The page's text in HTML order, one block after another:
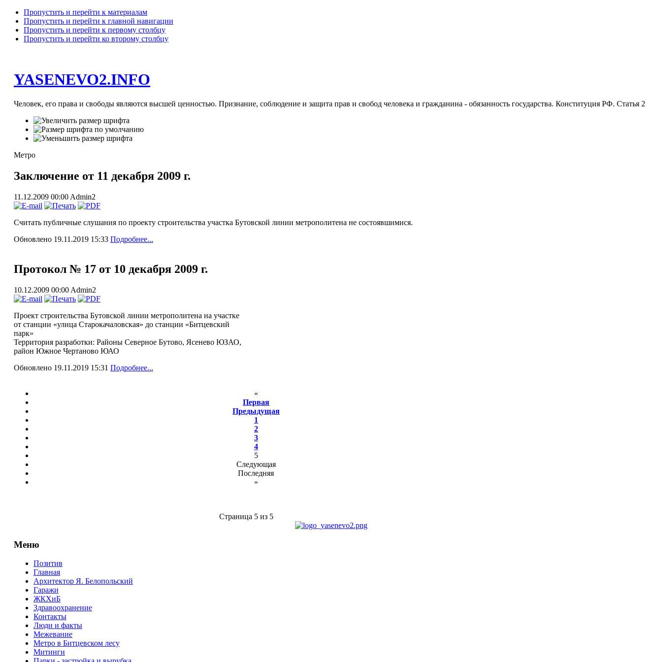
Пропустить и перейти к материалам
Пропустить и перейти к главной навигации
Пропустить и перейти к первому столбцу
Пропустить и перейти ко второму столбцу
YASENEVO2.INFO
Человек, его права и свободы являются высшей ценностью. Признание, соблюдение и защита прав и свобод человека и гражданина - обязанность государства. Конституция РФ. Статья 2
Метро
Заключение от 11 декабря 2009 г.
11.12.2009 00:00 Admin2
Считать публичные слушания по проекту строительства участка Бутовской линии метрополитена не состоявшимися.
Обновлено 19.11.2019 15:33 Подробнее...
Протокол № 17 от 10 декабря 2009 г.
10.12.2009 00:00 Admin2
Проект строительства Бутовской линии метрополитена на участке
от станции «улица Старокачаловская» до станции «Битцевский
парк»
Территория разработки: Районы Северное Бутово, Ясенево ЮЗАО,
район Южное Чертаново ЮАО
Обновлено 19.11.2019 15:31 Подробнее...
«
Первая
Предыдущая
1
2
3
4
5
Следующая
Последняя
»
Страница 5 из 5
Меню
Позитив
Главная
Архитектор Я. Белопольский
Гаражи
ЖКХиБ
Здравоохранение
Контакты
Люди и факты
Межевание
Метро в Битцевском лесу
Митинги